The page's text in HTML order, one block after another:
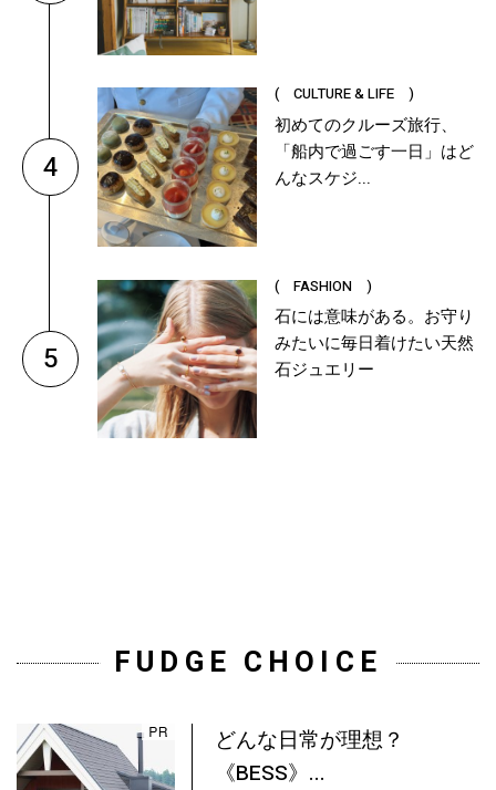
4
( CULTURE & LIFE )
初めてのクルーズ旅行、
「船内で過ごす一日」はど
んなスケジ...
5
( FASHION )
石には意味がある。お守り
みたいに毎日着けたい天然
石ジュエリー
FUDGE CHOICE
どんな日常が理想？
《BESS》...